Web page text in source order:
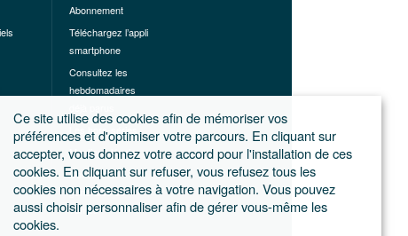
Abonnement
Téléchargez l’appli
smartphone
Consultez les
hebdomadaires
Les hors-séries
Mentions légales
Conditions
générales de
ventes
Ce site utilise des cookies afin de mémoriser vos
préférences et d'optimiser votre parcours. En cliquant sur
accepter, vous donnez votre accord pour l'installation de ces
cookies. En cliquant sur refuser, vous refusez tous les
cookies non nécessaires à votre navigation. Vous pouvez
aussi choisir personnaliser afin de gérer vous-même les
cookies.